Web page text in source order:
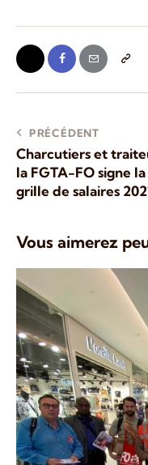
PRÉCÉDENT
Charcutiers et
la FGTA-FO signe la
grille de salaires
Vous aimerez